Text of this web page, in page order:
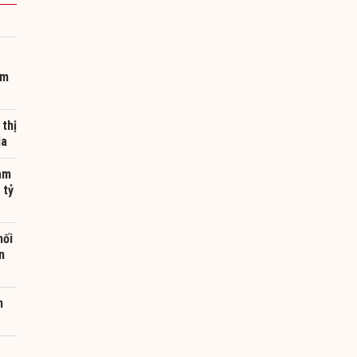
thị
tỷ